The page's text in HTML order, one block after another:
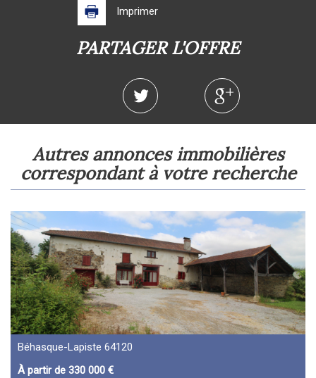
Imprimer
PARTAGER L'OFFRE
autres annonces immobilières
correspondant à votre recherche
Béhasque-Lapiste 64120
À partir de 330 000 €